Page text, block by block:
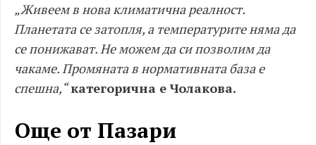
„Живеем в нова климатична реалност.
Планетата се затопля, а температурите няма да
се понижават. Не можем да си позволим да
чакаме. Промяната в нормативната база е
спешна,“категорична е Чолакова.
Още от Пазари